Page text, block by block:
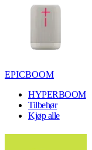
EPICBOOM
HYPERBOOM
Tilbehør
Kjøp alle